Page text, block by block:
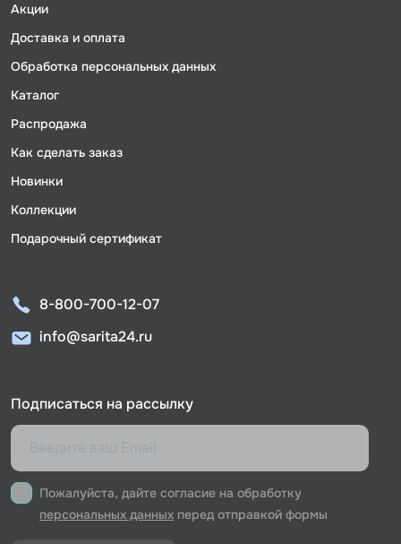
Акции
Доставка и оплата
Обработка персональных данных
Каталог
Распродажа
Как сделать заказ
Новинки
Коллекции
Подарочный сертификат
8-800-700-12-07
info@sarita24.ru
Подписаться на рассылку
Пожалуйста, дайте согласие на обработку
персональных данных перед отправкой формы